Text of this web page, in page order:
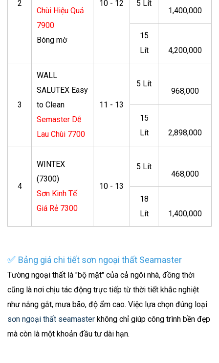
2
Chùi Hiệu Quả
7900
Bóng mờ
10 - 12 5 Lít
1,400,000
15
Lít
4,200,000
3
WALL
SALUTEX Easy
to Clean
Semaster Dễ
Lau Chùi 7700
11 - 13
5 Lít
968,000
15
Lít
2,898,000
4
WINTEX
(7300)
Sơn Kinh Tế
Giá Rẻ 7300
10 - 13
5 Lít
468,000
18
Lít
1,400,000
✅ Bảng giá chi tiết sơn ngoại thất Seamaster
Tường ngoại thất là "bộ mặt" của cả ngôi nhà, đồng thời
cũng là nơi chịu tác động trực tiếp từ thời tiết khắc nghiệt
như nắng gắt, mưa bão, độ ẩm cao. Việc lựa chọn đúng loại
sơn ngoại thất seamaster không chỉ giúp công trình bền đẹp
mà còn là một khoản đầu tư dài hạn.